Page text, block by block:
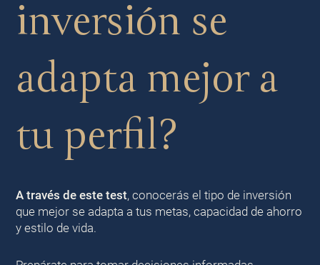
inversión se
adapta mejor a
tu perfil?
A través de este test, conocerás el tipo de inversión
que mejor se adapta a tus metas, capacidad de ahorro
y estilo de vida.